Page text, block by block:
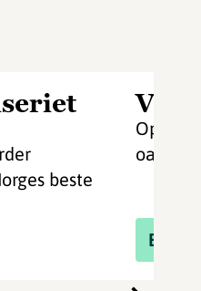
beste
​​​​​​​Opplev
oase
Book